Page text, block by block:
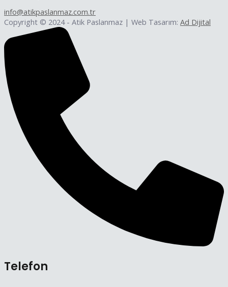
info@atikpaslanmaz.com.tr
Copyright © 2024 - Atik Paslanmaz | Web Tasarım: Ad Dijital
Telefon